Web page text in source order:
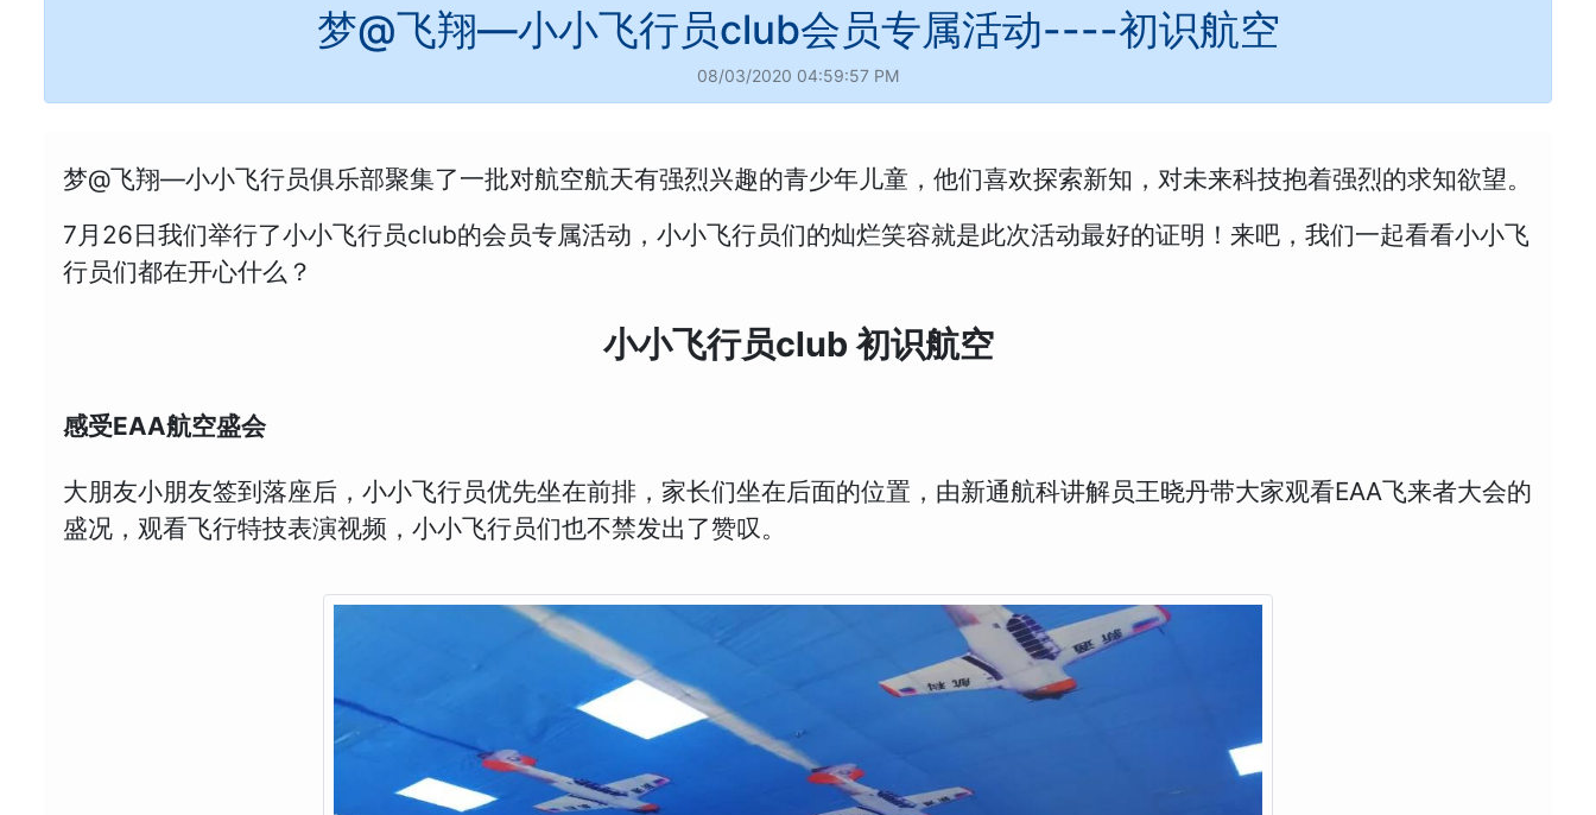
梦@飞翔—小小飞行员club会员专属活动----初识航空
08/03/2020 04:59:57 PM
梦@飞翔—小小飞行员俱乐部聚集了一批对航空航天有强烈兴趣的青少年儿童，他们喜欢探索新知，对未来科技抱着强烈的求知欲望。
7月26日我们举行了小小飞行员club的会员专属活动，小小飞行员们的灿烂笑容就是此次活动最好的证明！来吧，我们一起看看小小飞
行员们都在开心什么？
小小飞行员club 初识航空
感受EAA航空盛会
大朋友小朋友签到落座后，小小飞行员优先坐在前排，家长们坐在后面的位置，由新通航科讲解员王晓丹带大家观看EAA飞来者大会的
盛况，观看飞行特技表演视频，小小飞行员们也不禁发出了赞叹。